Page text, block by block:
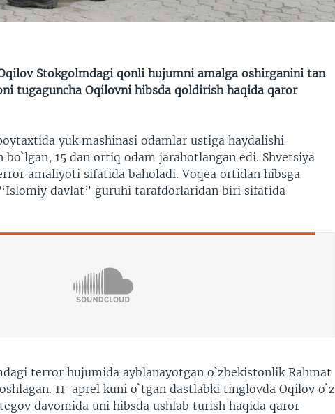
Stokgolmdagi qonli hujumni amalga oshirganini tan
tugaguncha Oqilovni hibsda qoldirish haqida qaror
yuk mashinasi odamlar ustiga haydalishi
15 dan ortiq odam jarahotlangan edi. Shvetsiya
amaliyoti sifatida baholadi. Voqea ortidan hibsga
davlat” guruhi tarafdorlaridan biri sifatida
terror hujumida ayblanayotgan o`zbekistonlik Rahmat
11-aprel kuni o`tgan dastlabki tinglovda Oqilov o`z
davomida uni hibsda ushlab turish haqida qaror